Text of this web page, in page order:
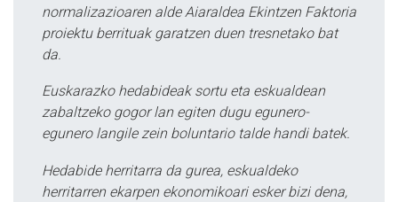
normalizazioaren alde Aiaraldea Ekintzen Faktoria
proiektu berrituak garatzen duen tresnetako bat
da.
Euskarazko hedabideak sortu eta eskualdean
zabaltzeko gogor lan egiten dugu egunero-
egunero langile zein boluntario talde handi batek.
Hedabide herritarra da gurea, eskualdeko
herritarren ekarpen ekonomikoari esker bizi dena,